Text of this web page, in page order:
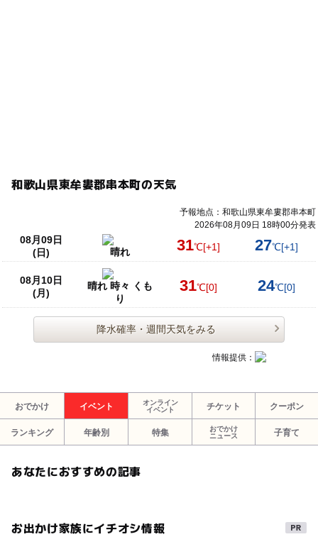
和歌山県東牟婁郡串本町の天気
予報地点：和歌山県東牟婁郡串本町
2026年08月09日 18時00分発表
08月09日
(日)
晴れ 31℃[+1] 27℃[+1]
08月10日
(月)
晴れ 時々 くも
り
31℃[0] 24℃[0]
降水確率・週間天気をみる
情報提供：
おでかけ イベント
オンライン
イベント
チケット クーポン
ランキング 年齢別 特集
おでかけ
ニュース
子育て
あなたにおすすめの記事
お出かけ家族にイチオシ情報